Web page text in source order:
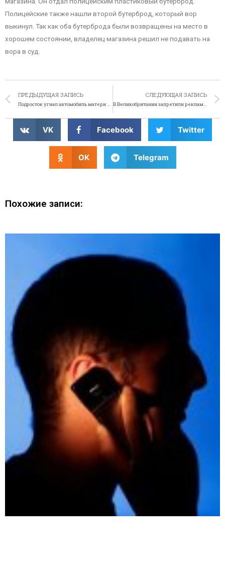
Полицейские также нашли второй бутерброд, который вор
выкинул. Так как оба бутерброда были возвращены на место в
хорошем состоянии, владелец магазина решил не подавать на
вора в суд.
ПРЕДЫДУЩАЯ ЗАПИСЬ
Подросток угнал автомобиль матери и ограбил 2 банка
СЛЕДУЮЩАЯ ЗАПИСЬ
В Великобритании запретили рекламный ролик крема Nivea
VK Facebook Twitter
OK Telegram
Похожие записи: